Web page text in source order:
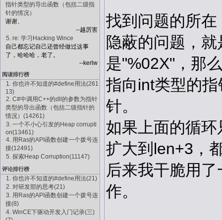
指针类型的导出函数（包括二级指
针的情况）
谢谢、
--越厉害
5. re: 学习Hacking Wince
自己都忘记自己还曾经做过这事
了，哈哈哈，老了。
--kerlw
阅读排行榜
1. 你也许不知道的#define用法(261
13)
2. C#中调用C++的dll的参数为指针
类型的导出函数（包括二级指针的
情况）(14261)
3. 一个不小心引发的Heap corrupti
on(13461)
4. 用Ras的API函数创建一个拨号连
接(12491)
5. 探索Heap Corruption(11147)
评论排行榜
1. 你也许不知道的#define用法(21)
2. 对研发部的思考(21)
3. 用Ras的API函数创建一个拨号连
接(8)
4. WinCE下驱动开发入门记录(三)
找到问题的所
隐蔽的问题，
是"%02X"，那
指向int类型的
针。
如果上面的循
扩大到len+3，
后来我干脆用
作。